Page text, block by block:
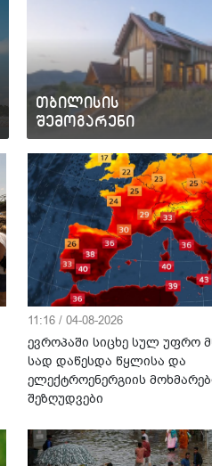
თბილისის
შემოგარენი
11:16 / 04-08-2026
ევროპაში სიცხე სულ უფრო
სად დაწესდა წყლისა და
ელექტროენერგიის
შეზღუდვები